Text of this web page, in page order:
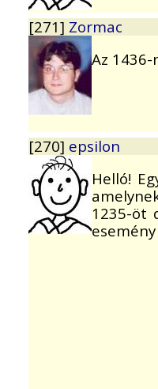
[271] Zormac
Az
[270] epsilon
Helló!
1235-öt